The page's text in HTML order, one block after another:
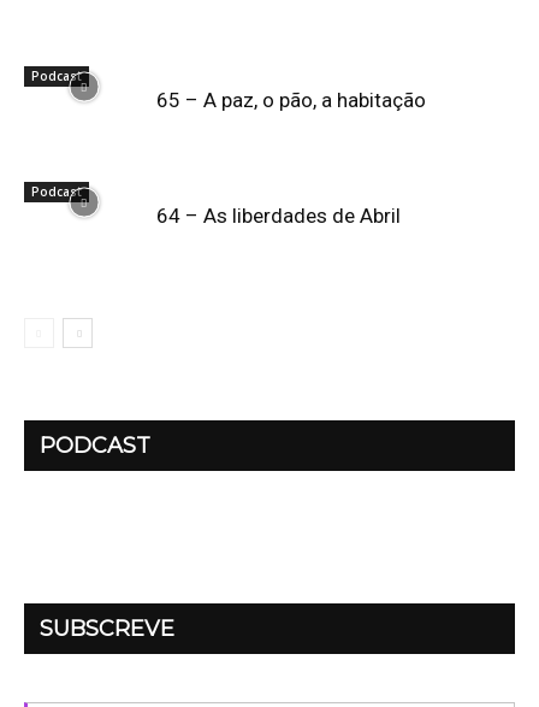
Podcast
65 – A paz, o pão, a habitação
Podcast
64 – As liberdades de Abril
PODCAST
SUBSCREVE